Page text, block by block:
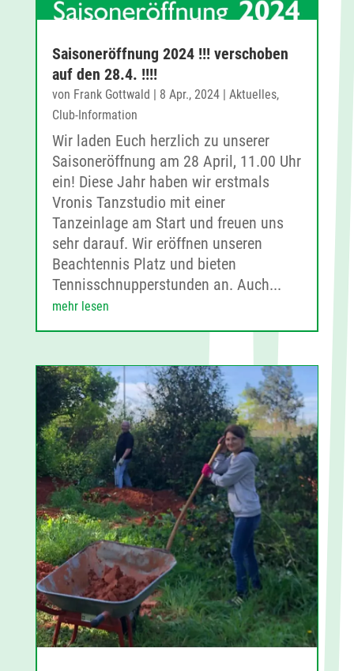
Saisoneröffnung 2024 !!! verschoben
auf den 28.4. !!!!
von Frank Gottwald 8 Apr., 2024| Aktuelles,
Club-Information
Wir laden Euch herzlich zu unserer
Saisoneröffnung am 28 April, 11.00 Uhr
ein! Diese Jahr haben wir erstmals
Vronis Tanzstudio mit einer
Tanzeinlage am Start und freuen uns
sehr darauf. Wir eröffnen unseren
Beachtennis Platz und bieten
Tennisschnupperstunden an. Auch...
mehr lesen